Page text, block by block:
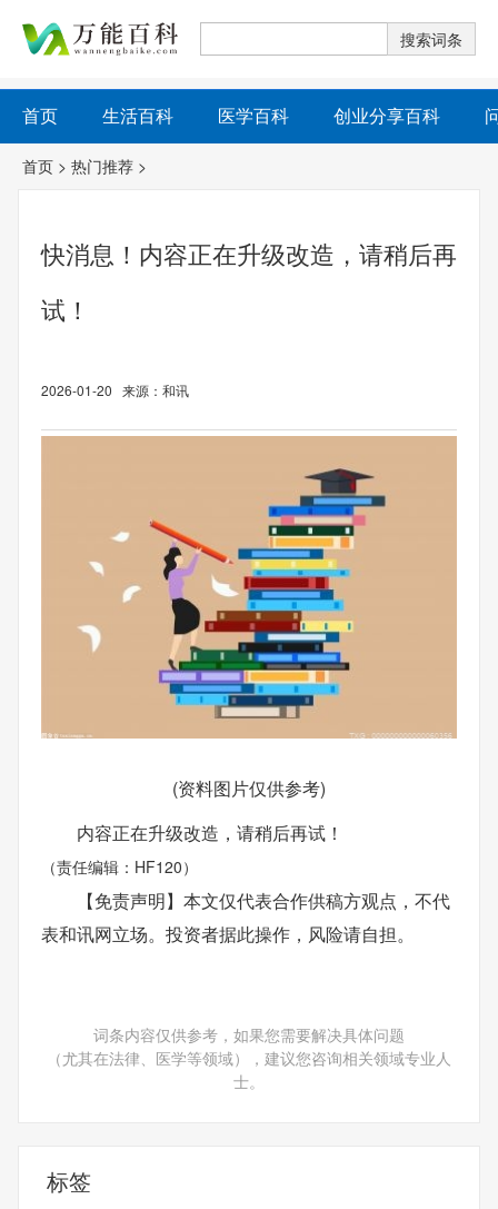
首页 生活百科 医学百科 创业分享百科
首页 > 热门推荐 >
快消息！内容正在升级改造，请稍后再
试！
2026-01-20 来源：和讯
(资料图片仅供参考)
内容正在升级改造，请稍后再试！
（责任编辑：HF120）
【免责声明】本文仅代表合作供稿方观点，不代
表和讯网立场。投资者据此操作，风险请自担。
词条内容仅供参考，如果您需要解决具体问题
（尤其在法律、医学等领域），建议您咨询相关领域专业人
士。
标签